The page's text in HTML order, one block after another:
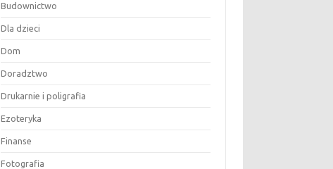
Budownictwo
Dla dzieci
Dom
Doradztwo
Drukarnie i poligrafia
Ezoteryka
Finanse
Fotografia